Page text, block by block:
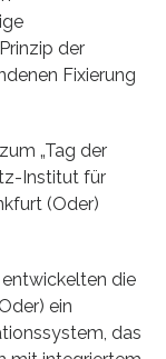
der
Fixierung
„Tag der
Institut für
(Oder)
die
ein
das